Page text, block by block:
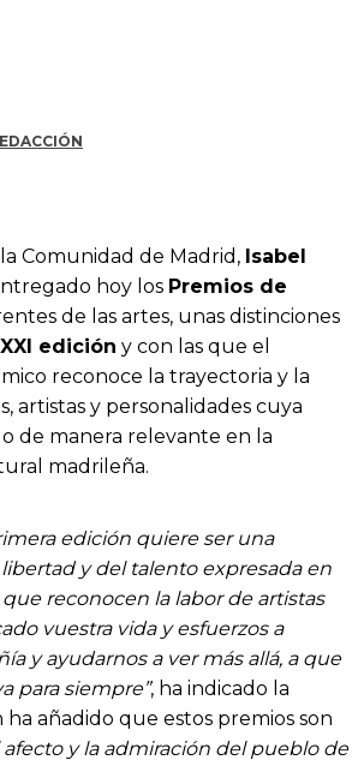
Comunidad de Madrid, Isabel
hoy los Premios de
de las artes, unas distinciones
XXI edición y con las que el
reconoce la trayectoria y la
artistas y personalidades cuya
de manera relevante en la
madrileña.
edición quiere ser una
y del talento expresada en
reconocen la labor de artistas
vuestra vida y esfuerzos a
y ayudarnos a ver más allá, a que
para siempre”, ha indicado la
añadido que estos premios son
afecto y la admiración del pueblo de